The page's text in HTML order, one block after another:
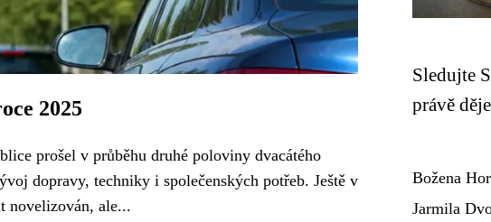
2025
prošel v průběhu druhé poloviny dvacátého
dopravy, techniky i společenských potřeb. Ještě v
novelizován, ale...
Sledujte
právě
Božena
Jarmila